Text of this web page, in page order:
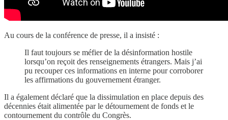
Au cours de la conférence de presse, il a insisté :
Il faut toujours se méfier de la désinformation hostile
lorsqu’on reçoit des renseignements étrangers. Mais j’ai
pu recouper ces informations en interne pour corroborer
les affirmations du gouvernement étranger.
Il a également déclaré que la dissimulation en place depuis des
décennies était alimentée par le détournement de fonds et le
contournement du contrôle du Congrès.